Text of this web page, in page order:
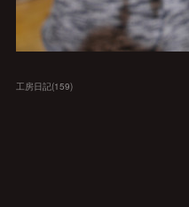
工房日記(159)